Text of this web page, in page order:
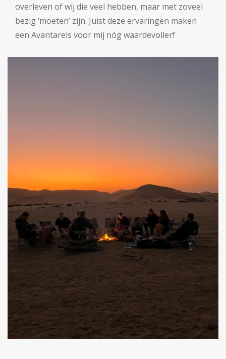
overleven of wij die veel hebben, maar met zoveel
bezig ‘moeten’ zijn. Juist deze ervaringen maken
een Avantareis voor mij nóg waardevoller!’